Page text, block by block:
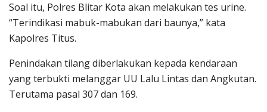
Soal itu, Polres Blitar Kota akan melakukan tes urine.
“Terindikasi mabuk-mabukan dari baunya,” kata
Kapolres Titus.
Penindakan tilang diberlakukan kepada kendaraan
yang terbukti melanggar UU Lalu Lintas dan Angkutan.
Terutama pasal 307 dan 169.